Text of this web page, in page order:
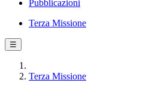
Pubblicazioni
Terza Missione
☰
Terza Missione